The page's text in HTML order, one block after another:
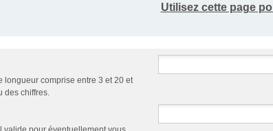
Utilisez cette page
longueur comprise entre 3 et 20 et
des chiffres.